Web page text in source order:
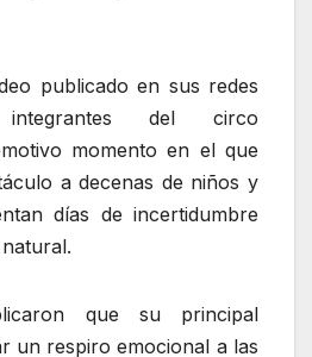
publicado en sus redes
del circo
momento en el que
a decenas de niños y
días de incertidumbre
que su principal
un respiro emocional a las